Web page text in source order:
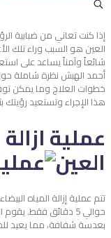
إذا كنت تعاني من ضبابية
العين هو السبب وراء تلك
شائعاً وآمناً يساعد على
أحمد الهبش نظرة شاملة حول
خطوات العلاج وما يمكن
هذا الإجراء وتستعيد رؤيتك
عملية
العين
تتم عملية إزالة المياه
حوالي 5 دقائق فقط.
بعدسة شفافة، مما يعيد